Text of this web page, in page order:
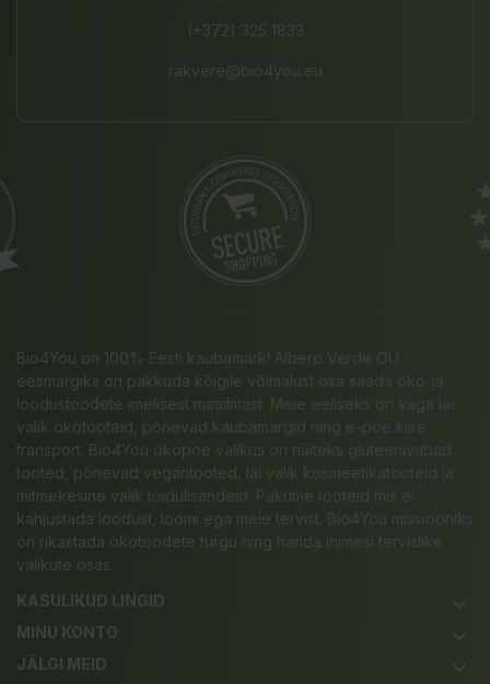
(+372) 325 1833
rakvere@bio4you.eu
Bio4You on 100% Eesti kaubamärk! Albero Verde OÜ
eesmärgiks on pakkuda kõigile võimalust osa saada öko-ja
loodustoodete imelisest maailmast. Meie eeliseks on väga lai
valik ökotooteid, põnevad kaubamärgid ning e-poe kiire
transport. Bio4You ökopoe valikus on näiteks gluteenivabad
tooted, põnevad vegantooted, lai valik kosmeetikatooteid ja
mitmekesine valik toidulisandeid. Pakume tooteid mis ei
kahjustada loodust, loomi ega meie tervist. Bio4You missiooniks
on rikastada ökotoodete turgu ning harida inimesi tervislike
valikute osas.
KASULIKUD LINGID
keyboard_arrow_down
MINU KONTO keyboard_arrow_down
JÄLGI MEID keyboard_arrow_down